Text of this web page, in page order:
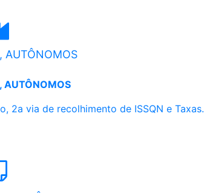
AUTÔNOMOS
AUTÔNOMOS
2a via de recolhimento de ISSQN e Taxas.